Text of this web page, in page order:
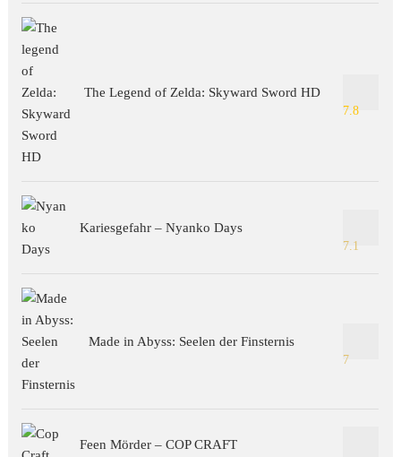
The Legend of Zelda: Skyward Sword HD
7.8
Kariesgefahr – Nyanko Days
7.1
Made in Abyss: Seelen der Finsternis
7
Feen Mörder – COP CRAFT